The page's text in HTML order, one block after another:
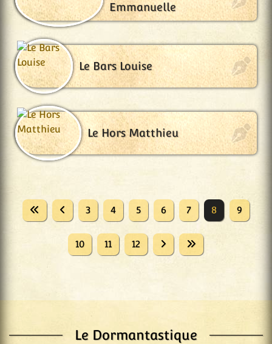
Le Dormantastique
Emmanuelle
Le Bars Louise
Le Hors Matthieu
3 4 5 6 7 8 9
10 11 12